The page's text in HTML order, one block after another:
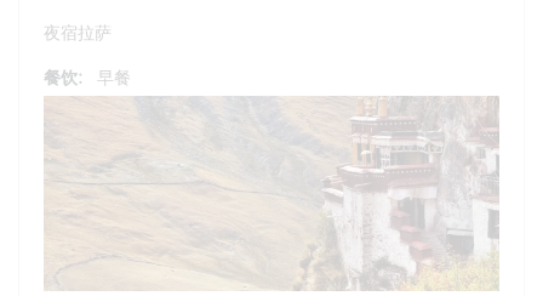
夜宿拉萨
餐饮: 早餐